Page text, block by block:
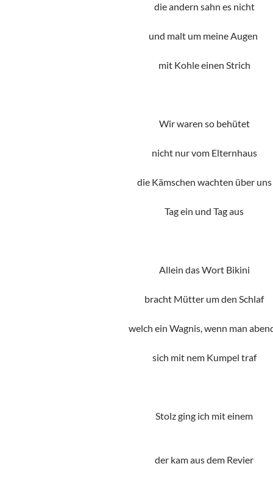
die andern sahn es nicht
und malt um meine Augen
mit Kohle einen Strich
Wir waren so behütet
nicht nur vom Elternhaus
die Kämschen wachten über uns
Tag ein und Tag aus
Allein das Wort Bikini
bracht Mütter um den Schlaf
welch ein Wagnis, wenn man
sich mit nem Kumpel traf
Stolz ging ich mit einem
der kam aus dem Revier